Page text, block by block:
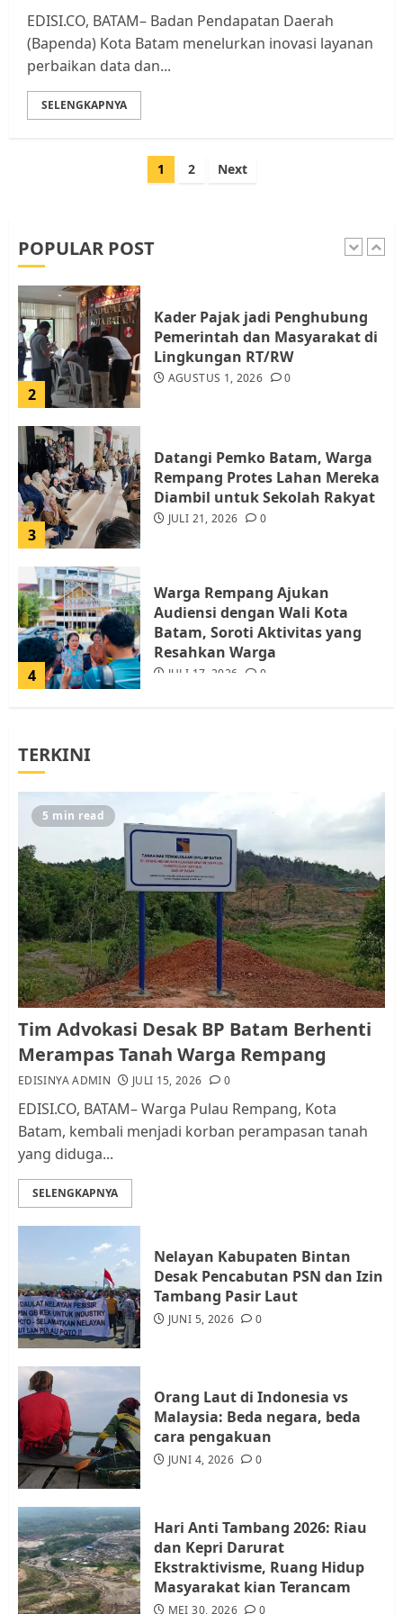
EDISI.CO, BATAM– Badan Pendapatan Daerah
(Bapenda) Kota Batam menelurkan inovasi layanan
perbaikan data dan...
SELENGKAPNYA
1 2 Next
POPULAR POST
Tim Advokasi Desak BP Batam
Berhenti Merampas Tanah
Warga Rempang
1
Pemko Batam Tegaskan RT dan
2
Kader Pajak jadi Penghubung
Pemerintah dan Masyarakat di
Lingkungan RT/RW
AGUSTUS 1, 2026 0
3
Datangi Pemko Batam, Warga
Rempang Protes Lahan Mereka
Diambil untuk Sekolah Rakyat
JULI 21, 2026 0
4
Warga Rempang Ajukan
Audiensi dengan Wali Kota
Batam, Soroti Aktivitas yang
Resahkan Warga
JULI 17, 2026 0
5
1
Pemko Batam Tegaskan RT dan
RW bukan Petugas Pendataan
dan Pemungutan Pajak
AGUSTUS 1, 2026 0
Kader Pajak jadi Penghubung
Pemerintah dan Masyarakat di
Lingkungan RT/RW
AGUSTUS 1, 2026
4
Warga Rempang Ajukan
Audiensi dengan Wali Kota
5
Tim Advokasi Desak BP Batam
Berhenti Merampas Tanah
TERKINI
5 min read
Tim Advokasi Desak BP Batam Berhenti
Merampas Tanah Warga Rempang
EDISINYA ADMIN JULI 15, 2026 0
EDISI.CO, BATAM– Warga Pulau Rempang, Kota
Batam, kembali menjadi korban perampasan tanah
yang diduga...
SELENGKAPNYA
Nelayan Kabupaten Bintan
Desak Pencabutan PSN dan Izin
Tambang Pasir Laut
JUNI 5, 2026 0
Orang Laut di Indonesia vs
Malaysia: Beda negara, beda
cara pengakuan
JUNI 4, 2026 0
Hari Anti Tambang 2026: Riau
dan Kepri Darurat
Ekstraktivisme, Ruang Hidup
Masyarakat kian Terancam
MEI 30, 2026 0